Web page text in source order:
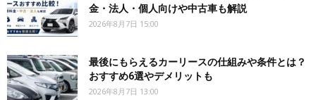
金・法人・個人向けや中古車も解説
2026年8月7日 15:00
最後にもらえるカーリースの仕組みや条件とは？
おすすめ6選やデメリットも
2026年8月7日 13:00